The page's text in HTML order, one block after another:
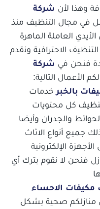
وهذا لأن شركة
في مجال التنظيف منذ
العاملة الماهرة
الاحترافية ونقدم
فنحن في شركة
الأعمال التالية:
بالخبر خدمات
كل محتويات
والجدران وأيضا
جميع أنواع الاثاث
الإلكترونية
فنحن لا نقوم بترك أي
الاحساء
منازلكم صحية بشكل